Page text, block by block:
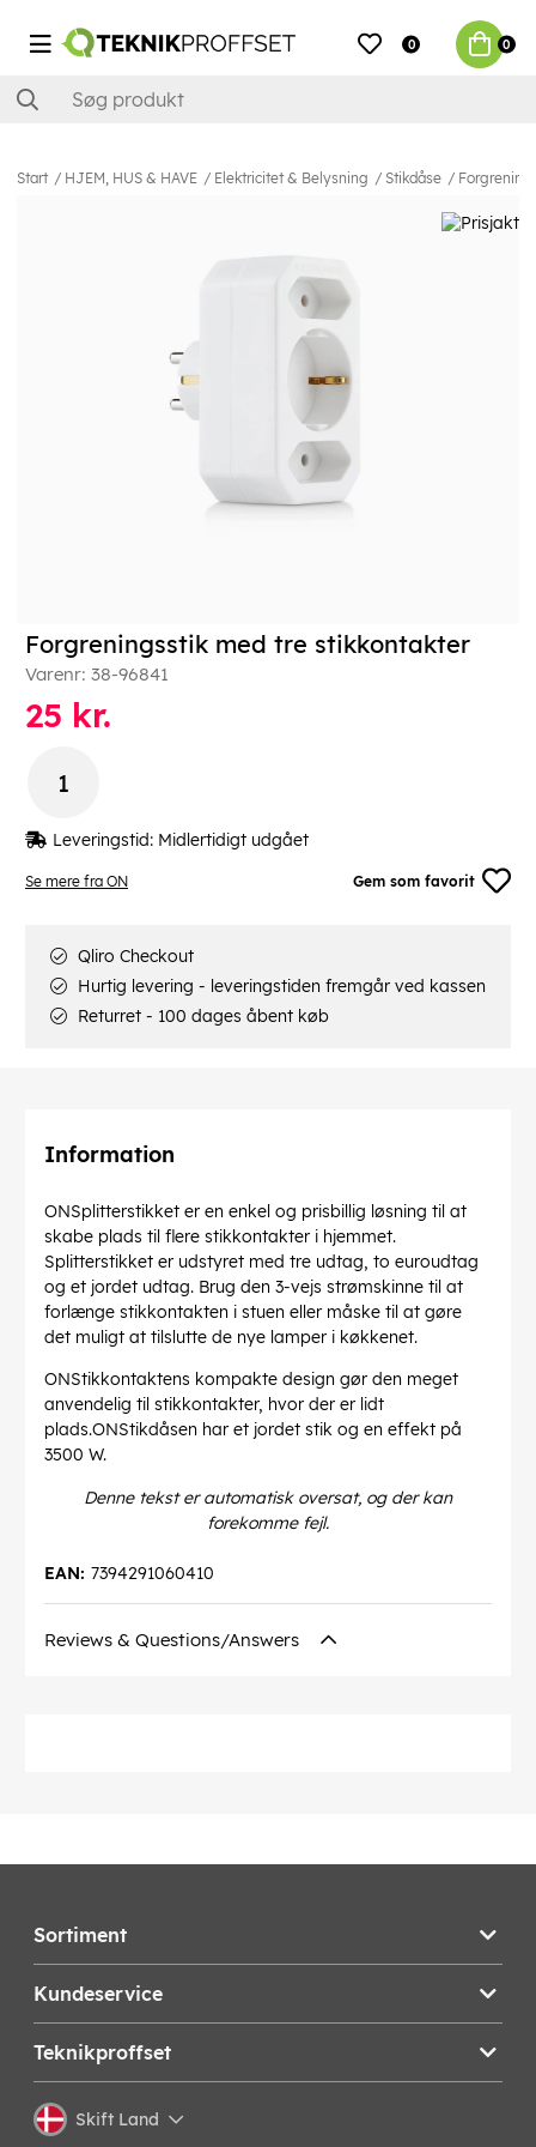
0 0
Start HJEM, HUS & HAVE Elektricitet & Belysning Stikdåse
Se mere fra ON Gem som favorit
Forgreningsstik med tre stikkontakter
Varenr: 38-96841
25 kr.
Leveringstid: Midlertidigt udgået
Qliro Checkout
Hurtig levering - leveringstiden fremgår ved kassen
Returret - 100 dages åbent køb
Information
ONSplitterstikket er en enkel og prisbillig løsning til at
skabe plads til flere stikkontakter i hjemmet.
Splitterstikket er udstyret med tre udtag, to euroudtag
og et jordet udtag. Brug den 3-vejs strømskinne til at
forlænge stikkontakten i stuen eller måske til at gøre
det muligt at tilslutte de nye lamper i køkkenet.
ONStikkontaktens kompakte design gør den meget
anvendelig til stikkontakter, hvor der er lidt
plads.ONStikdåsen har et jordet stik og en effekt på
3500 W.
Denne tekst er automatisk oversat, og der kan
forekomme fejl.
7394291060410
EAN:
Reviews & Questions/Answers
Sortiment
Kundeservice
Teknikproffset
Skift Land